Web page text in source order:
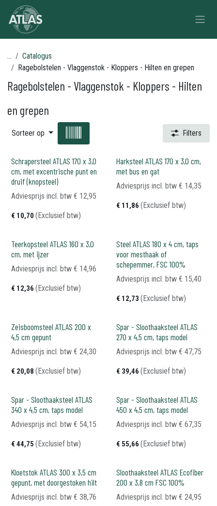
Overslaan naar inhoud
...
Catalogus
Ragebolstelen - Vlaggenstok - Kloppers - Hilten en grepen
Ragebolstelen - Vlaggenstok - Kloppers - Hilten
en grepen
Sorteer op Filters
Schrapersteel ATLAS 170 x 3,0
cm, met excentrische punt en
druif (knopsteel)
€ 10,70 (Exclusief btw)
Adviesprijs incl. btw € 12,95
Harksteel ATLAS 170 x 3,0 cm,
met bus en gat
€ 11,86 (Exclusief btw)
Adviesprijs incl. btw € 14,35
Teerkopsteel ATLAS 160 x 3,0
cm, met ijzer
€ 12,36 (Exclusief btw)
Adviesprijs incl. btw € 14,96
Steel ATLAS 180 x 4 cm, taps
voor mesthaak of
schepemmer, FSC 100%
€ 12,73 (Exclusief btw)
Adviesprijs incl. btw € 15,40
Zeisboomsteel ATLAS 200 x
4,5 cm gepunt
€ 20,08 (Exclusief btw)
Adviesprijs incl. btw € 24,30
Spar - Sloothaaksteel ATLAS
270 x 4,5 cm, taps model
€ 39,46 (Exclusief btw)
Adviesprijs incl. btw € 47,75
Spar - Sloothaaksteel ATLAS
340 x 4,5 cm, taps model
€ 44,75 (Exclusief btw)
Adviesprijs incl. btw € 54,15
Spar - Sloothaaksteel ATLAS
450 x 4,5 cm, taps model
€ 55,66 (Exclusief btw)
Adviesprijs incl. btw € 67,35
Kloetstok ATLAS 300 x 3,5 cm
gepunt, met doorgestoken hilt
Adviesprijs incl. btw € 38,76
Sloothaaksteel ATLAS Ecofiber
200 x 3,8 cm FSC 100%
Adviesprijs incl. btw € 24,95